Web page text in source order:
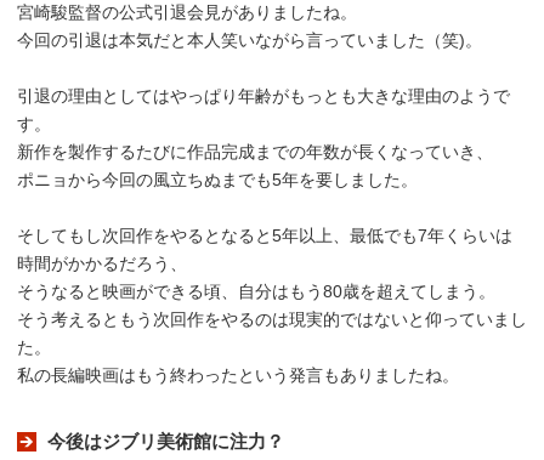
宮崎駿監督の公式引退会見がありましたね。
今回の引退は本気だと本人笑いながら言っていました（笑)。
引退の理由としてはやっぱり年齢がもっとも大きな理由のようで
す。
新作を製作するたびに作品完成までの年数が長くなっていき、
ポニョから今回の風立ちぬまでも5年を要しました。
そしてもし次回作をやるとなると5年以上、最低でも7年くらいは
時間がかかるだろう、
そうなると映画ができる頃、自分はもう80歳を超えてしまう。
そう考えるともう次回作をやるのは現実的ではないと仰っていまし
た。
私の長編映画はもう終わったという発言もありましたね。
今後はジブリ美術館に注力？